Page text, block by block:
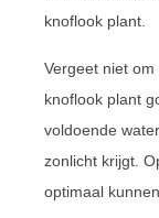
knoflook plant.
Vergeet niet
knoflook plant
voldoende
zonlicht krijgt.
optimaal